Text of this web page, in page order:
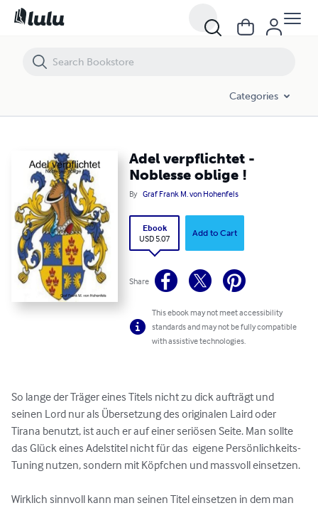
Categories
Adel verpflichtet -
Noblesse oblige !
By Graf Frank M. von Hohenfels
Ebook
USD 5.07
Add to Cart
Share
This ebook may not meet accessibility
standards and may not be fully compatible
with assistive technologies.
So lange der Träger eines Titels nicht zu dick aufträgt und
seinen Lord nur als Übersetzung des originalen Laird oder
Tirana benutzt, ist auch er auf einer seriösen Seite. Man sollte
das Glück eines Adelstitel nicht für das  eigene Persönlichkeits-
Tuning nutzen, sondern mit Köpfchen und massvoll einsetzen.
Wirklich sinnvoll kann man seinen Titel einsetzen in dem man
Adel verpflichtet - Noblesse oblige !